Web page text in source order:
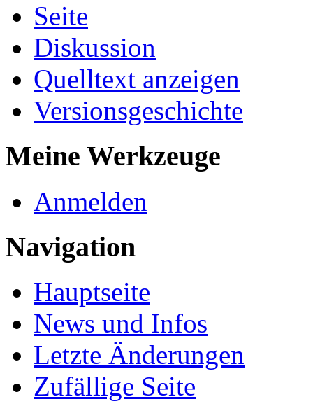
Seite
Diskussion
Quelltext anzeigen
Versionsgeschichte
Meine Werkzeuge
Anmelden
Navigation
Hauptseite
News und Infos
Letzte Änderungen
Zufällige Seite